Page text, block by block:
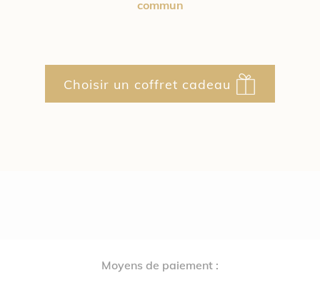
commun
Choisir un coffret cadeau
Moyens de paiement :